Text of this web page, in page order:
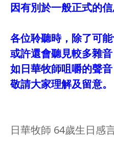
因有別於一般正式的信
各位聆聽時，除了可
或許還會聽見較多雜音
如日華牧師咀嚼的聲音
敬請大家理解及留意。
日華牧師 64歲生日感